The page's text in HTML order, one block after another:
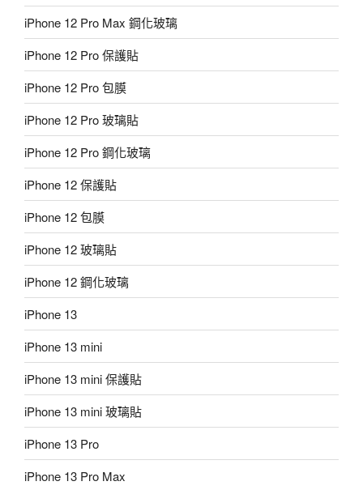
iPhone 12 Pro Max 鋼化玻璃
iPhone 12 Pro 保護貼
iPhone 12 Pro 包膜
iPhone 12 Pro 玻璃貼
iPhone 12 Pro 鋼化玻璃
iPhone 12 保護貼
iPhone 12 包膜
iPhone 12 玻璃貼
iPhone 12 鋼化玻璃
iPhone 13
iPhone 13 mini
iPhone 13 mini 保護貼
iPhone 13 mini 玻璃貼
iPhone 13 Pro
iPhone 13 Pro Max